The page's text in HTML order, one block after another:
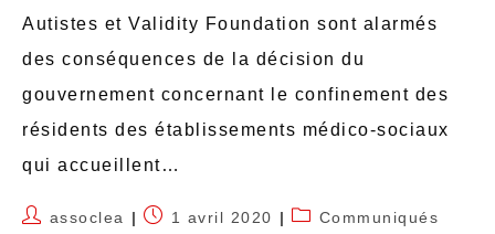
Autistes et Validity Foundation sont alarmés
des conséquences de la décision du
gouvernement concernant le confinement des
résidents des établissements médico-sociaux
qui accueillent…
assoclea 1 avril 2020 Communiqués